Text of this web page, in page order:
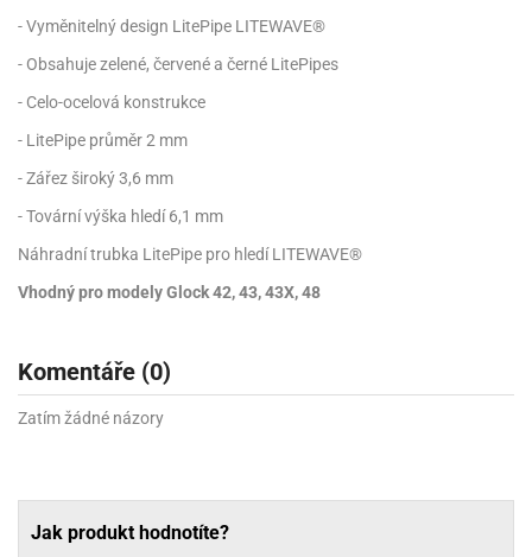
- Vyměnitelný design LitePipe LITEWAVE®
- Obsahuje zelené, červené a černé LitePipes
- Celo-ocelová konstrukce
- LitePipe průměr 2 mm
- Zářez široký 3,6 mm
- Tovární výška hledí 6,1 mm
Náhradní trubka LitePipe pro hledí LITEWAVE®
Vhodný pro modely Glock 42, 43, 43X, 48
Komentáře (0)
Zatím žádné názory
Jak produkt hodnotíte?